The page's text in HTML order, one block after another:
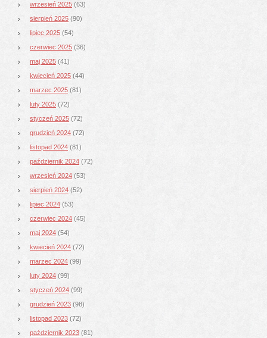
wrzesień 2025 (63)
sierpień 2025 (90)
lipiec 2025 (54)
czerwiec 2025 (36)
maj 2025 (41)
kwiecień 2025 (44)
marzec 2025 (81)
luty 2025 (72)
styczeń 2025 (72)
grudzień 2024 (72)
listopad 2024 (81)
październik 2024 (72)
wrzesień 2024 (53)
sierpień 2024 (52)
lipiec 2024 (53)
czerwiec 2024 (45)
maj 2024 (54)
kwiecień 2024 (72)
marzec 2024 (99)
luty 2024 (99)
styczeń 2024 (99)
grudzień 2023 (98)
listopad 2023 (72)
październik 2023 (81)